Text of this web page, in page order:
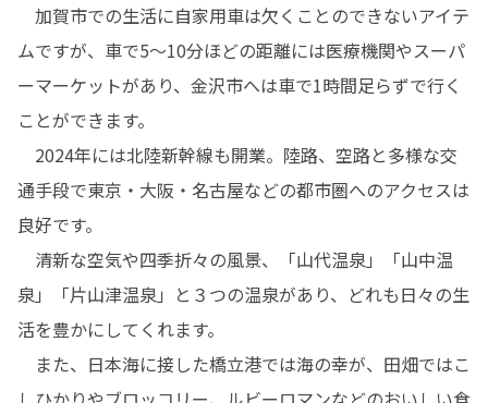
加賀市での生活に自家用車は欠くことのできないアイテ
ムですが、車で5～10分ほどの距離には医療機関やスーパ
ーマーケットがあり、金沢市へは車で1時間足らずで行く
ことができます。
2024年には北陸新幹線も開業。陸路、空路と多様な交
通手段で東京・大阪・名古屋などの都市圏へのアクセスは
良好です。
清新な空気や四季折々の風景、「山代温泉」「山中温
泉」「片山津温泉」と３つの温泉があり、どれも日々の生
活を豊かにしてくれます。
また、日本海に接した橋立港では海の幸が、田畑ではこ